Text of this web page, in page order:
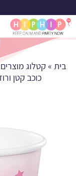
כוסות
בית » קטלוג מוצרים
כוכב קטן